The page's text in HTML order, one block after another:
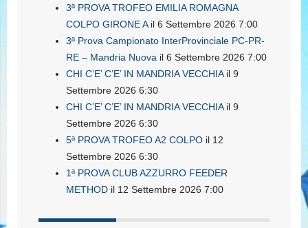
3ª PROVA TROFEO EMILIA ROMAGNA
COLPO GIRONE Ail 6 Settembre 2026 7:00
3ª Prova Campionato InterProvinciale PC-PR-
RE – Mandria Nuova il 6 Settembre 2026 7:00
CHI C’E’ C’E’ IN MANDRIA VECCHIAil 9
Settembre 2026 6:30
CHI C’E’ C’E’ IN MANDRIA VECCHIAil 9
Settembre 2026 6:30
5ª PROVA TROFEO A2 COLPO il 12
Settembre 2026 6:30
1ª PROVA CLUB AZZURRO FEEDER
METHOD il 12 Settembre 2026 7:00